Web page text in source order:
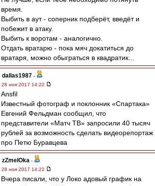
время.
Выбить в аут - соперник подберёт, введёт и
побежит в атаку.
Выбить к воротам - аналогично.
Отдать вратарю - пока мяч докатиться до
вратаря, можно обыграться в квадратик...
dallas1987 -
28 ноя 2017 14:22
Ansfil
Известный фотограф и поклонник «Спартака»
Евгений Фельдман сообщил, что
представители «Матч ТВ» запросили 40 тысяч
рублей за возможность сделать видеорепортаж
про Петю Буравцева
zZmeIOka -
28 ноя 2017 14:22
Вчера писали, что у Локо адовый график на